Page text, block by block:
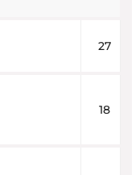
27
18